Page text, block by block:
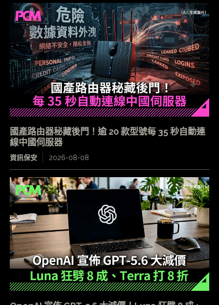
國產路由器秘藏後門！逾 20 款型號每 35 秒自動連
線中國伺服器
資訊保安 2026-08-08